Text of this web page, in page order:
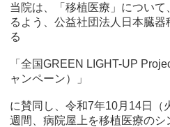
当院は、「移植医療」について
るよう、公益社団法人日本臓
る
「全国GREEN LIGHT-UP
ャンペーン）」
に賛同し、令和7年10月14日（
週間、病院屋上を移植医療の